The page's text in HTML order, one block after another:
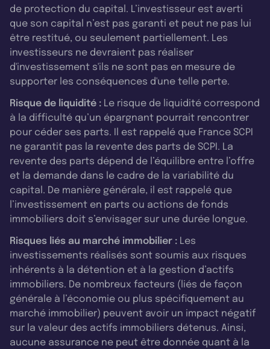
de protection du capital. L’investisseur est averti
que son capital n’est pas garanti et peut ne pas lui
être restitué, ou seulement partiellement. Les
investisseurs ne devraient pas réaliser
d'investissement s'ils ne sont pas en mesure de
supporter les conséquences d'une telle perte.
Risque de liquidité : Le risque de liquidité correspond
à la difficulté qu’un épargnant pourrait rencontrer
pour céder ses parts. Il est rappelé que France SCPI
ne garantit pas la revente des parts de SCPI. La
revente des parts dépend de l’équilibre entre l’offre
et la demande dans le cadre de la variabilité du
capital. De manière générale, il est rappelé que
l’investissement en parts ou actions de fonds
immobiliers doit s’envisager sur une durée longue.
Risques liés au marché immobilier : Les
investissements réalisés sont soumis aux risques
inhérents à la détention et à la gestion d’actifs
immobiliers. De nombreux facteurs (liés de façon
générale à l’économie ou plus spécifiquement au
marché immobilier) peuvent avoir un impact négatif
sur la valeur des actifs immobiliers détenus. Ainsi,
aucune assurance ne peut être donnée quant à la